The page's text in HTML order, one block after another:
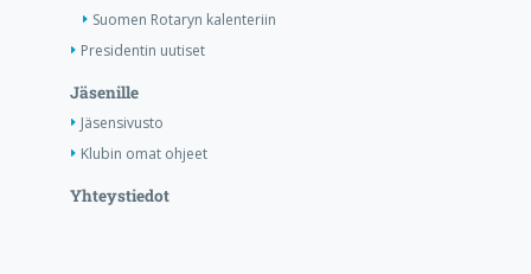
Suomen Rotaryn kalenteriin
Presidentin uutiset
Jäsenille
Jäsensivusto
Klubin omat ohjeet
Yhteystiedot